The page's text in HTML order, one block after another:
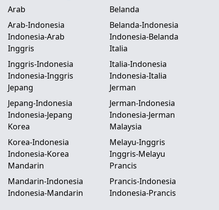
Arab
Arab-Indonesia
Indonesia-Arab
Belanda
Belanda-Indonesia
Indonesia-Belanda
Inggris
Inggris-Indonesia
Indonesia-Inggris
Italia
Italia-Indonesia
Indonesia-Italia
Jepang
Jepang-Indonesia
Indonesia-Jepang
Jerman
Jerman-Indonesia
Indonesia-Jerman
Korea
Korea-Indonesia
Indonesia-Korea
Malaysia
Melayu-Inggris
Inggris-Melayu
Mandarin
Mandarin-Indonesia
Indonesia-Mandarin
Prancis
Prancis-Indonesia
Indonesia-Prancis